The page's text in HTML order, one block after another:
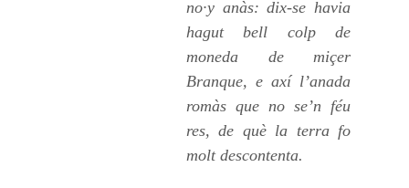
no·y anàs: dix-se havia
hagut bell colp de
moneda de miçer
Branque, e axí l’anada
romàs que no se’n féu
res, de què la terra fo
molt descontenta.